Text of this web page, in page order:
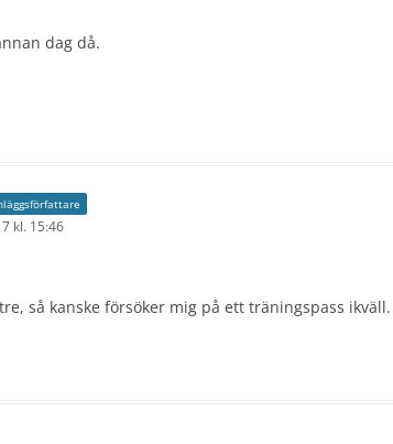
dag då.
kl. 15:46
så kanske försöker mig på ett träningspass ikväll.